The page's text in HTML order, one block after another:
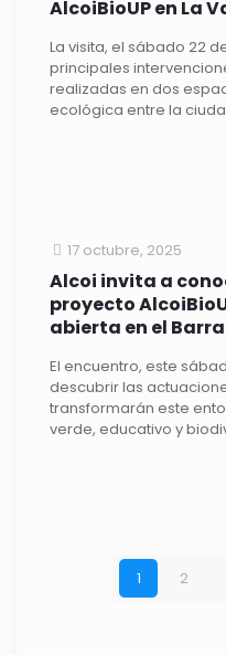
AlcoiBioUP en La
La visita, el sábado 22
principales
realizadas en dos
ecológica entre la
17 octubre, 2025
Alcoi invita a
proyecto
abierta en el
El encuentro, este
descubrir las
transformarán este
verde, educativo y
1 2